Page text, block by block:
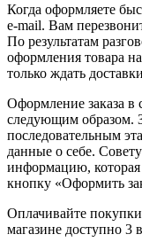
Когда оформляете
e-mail. Вам
По результатам
оформления товара
только ждать
Оформление заказа в
следующим образом.
последовательным
данные о себе.
информацию,
кнопку «Оформить
Оплачивайте
магазине доступно 3